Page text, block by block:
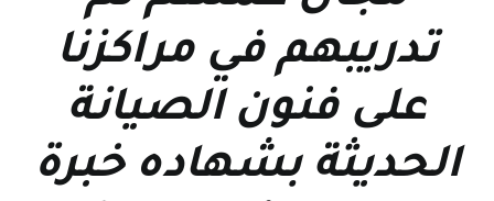
تدريبهم في مراكزنا
على فنون الصيانة
الحديثة بشهاده خبرة